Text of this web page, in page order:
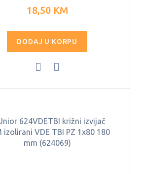
18,50 KM
DODAJ U KORPU